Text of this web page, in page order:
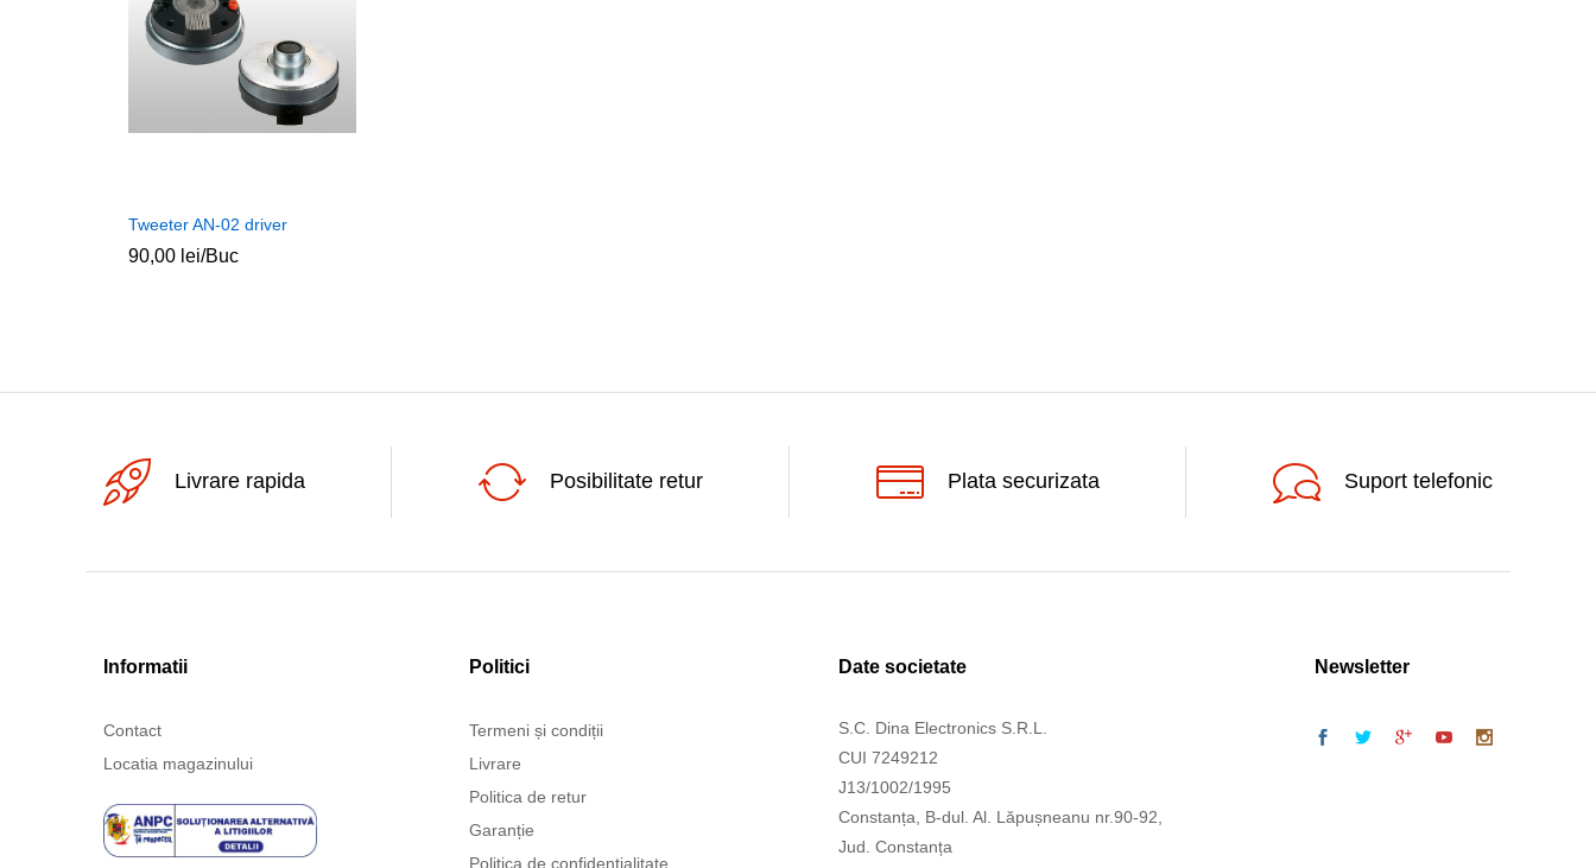
Tweeter AN-02 driver
90,00 lei/Buc
Livrare rapida Posibilitate retur Plata securizata Suport telefonic
Informatii
Contact
Locatia magazinului
Politici
Termeni și condiții
Livrare
Politica de retur
Garanție
Politica de confidentialitate
Date societate
S.C. Dina Electronics S.R.L.
CUI 7249212
J13/1002/1995
Constanța, B-dul. Al. Lăpușneanu nr.90-92,
Jud. Constanța
Newsletter